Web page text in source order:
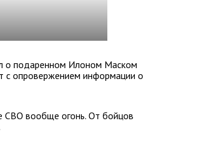
о подаренном Илоном Маском
с опровержением информации о
СВО вообще огонь. От бойцов